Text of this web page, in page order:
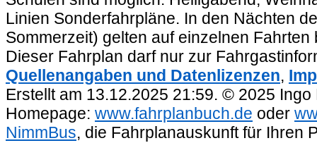
Linien Sonderfahrpläne. In den Nächten
Sommerzeit) gelten auf einzelnen
Dieser Fahrplan darf nur zur
Quellenangaben und Datenlizenzen,
Erstellt am 13.12.2025 21:59. © 2025
Homepage: www.fahrplanbuch.de oder
NimmBus, die Fahrplanauskunft für Ihren